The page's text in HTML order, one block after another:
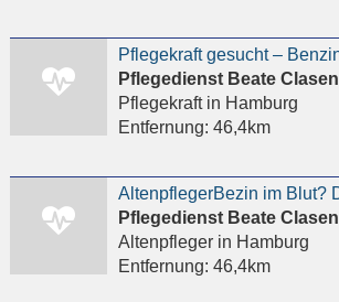
Pflegedienst Beate Clasen
Pflegekraftin Hamburg
Entfernung: 46,4km
Pflegedienst Beate Clasen
Altenpflegerin Hamburg
Entfernung: 46,4km